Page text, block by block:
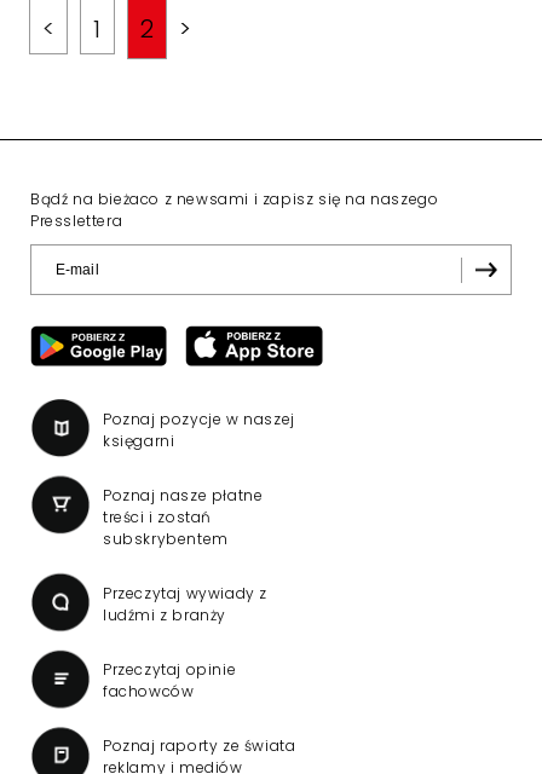
< 1 2 >
Bądź na bieżaco z newsami i zapisz się na naszego
Presslettera
Poznaj pozycje w naszej
księgarni
Poznaj nasze płatne
treści i zostań
subskrybentem
Przeczytaj wywiady z
ludźmi z branży
Przeczytaj opinie
fachowców
Poznaj raporty ze świata
reklamy i mediów